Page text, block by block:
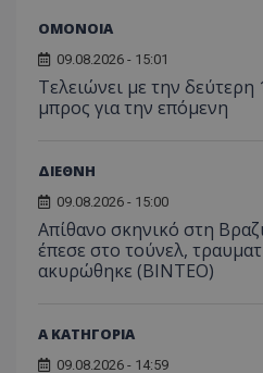
ΟΜΟΝΟΙΑ
09.08.2026 - 15:01
Τελειώνει με την δεύτερη
μπρος για την επόμενη
ΔΙΕΘΝΗ
09.08.2026 - 15:00
Απίθανο σκηνικό στη
έπεσε στο τούνελ,
ακυρώθηκε (BINTEO)
Α ΚΑΤΗΓΟΡΙΑ
09.08.2026 - 14:59